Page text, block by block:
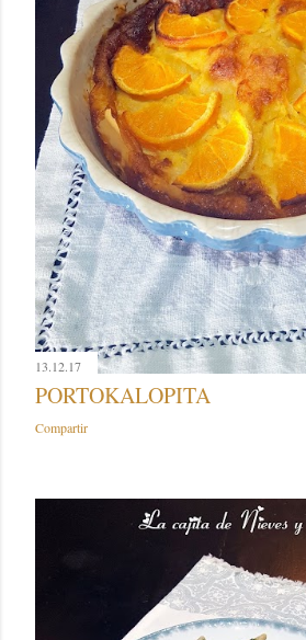
13.12.17
PORTOKALOPITA
Compartir